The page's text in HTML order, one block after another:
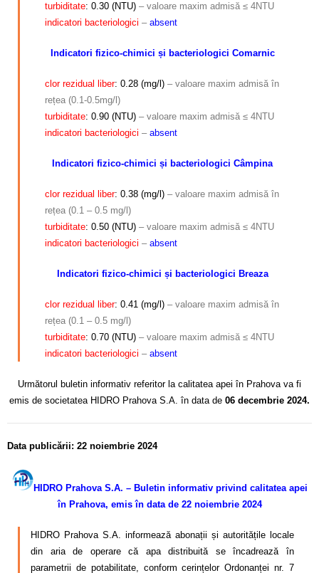
turbiditate: 0.30 (NTU) – valoare maxim admisă ≤ 4NTU
indicatori bacteriologici – absent
Indicatori fizico-chimici și bacteriologici Comarnic
clor rezidual liber: 0.28 (mg/l) – valoare maxim admisă în
rețea (0.1-0.5mg/l)
turbiditate: 0.90 (NTU) – valoare maxim admisă ≤ 4NTU
indicatori bacteriologici – absent
Indicatori fizico-chimici și bacteriologici Câmpina
clor rezidual liber: 0.38 (mg/l) – valoare maxim admisă în
rețea (0.1 – 0.5 mg/l)
turbiditate: 0.50 (NTU) – valoare maxim admisă ≤ 4NTU
indicatori bacteriologici – absent
Indicatori fizico-chimici și bacteriologici Breaza
clor rezidual liber: 0.41 (mg/l) – valoare maxim admisă în
rețea (0.1 – 0.5 mg/l)
turbiditate: 0.70 (NTU) – valoare maxim admisă ≤ 4NTU
indicatori bacteriologici – absent
Următorul buletin informativ referitor la calitatea apei în Prahova va fi
emis de societatea HIDRO Prahova S.A. în data de 06 decembrie 2024.
Data publicării: 22 noiembrie 2024
HIDRO Prahova S.A. – Buletin informativ privind calitatea apei
în Prahova, emis în data de 22 noiembrie 2024
HIDRO Prahova S.A. informează abonații și autoritățile locale
din aria de operare că apa distribuită se încadrează în
parametrii de potabilitate, conform cerințelor Ordonanței nr. 7